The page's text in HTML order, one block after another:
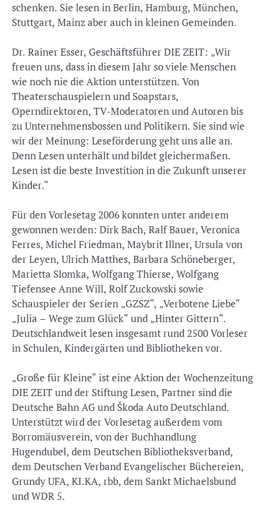
schenken. Sie lesen in Berlin, Hamburg, München,
Stuttgart, Mainz aber auch in kleinen Gemeinden.
Dr. Rainer Esser, Geschäftsführer DIE ZEIT: „Wir
freuen uns, dass in diesem Jahr so viele Menschen
wie noch nie die Aktion unterstützen. Von
Theaterschauspielern und Soapstars,
Operndirektoren, TV-Moderatoren und Autoren bis
zu Unternehmensbossen und Politikern. Sie sind wie
wir der Meinung: Leseförderung geht uns alle an.
Denn Lesen unterhält und bildet gleichermaßen.
Lesen ist die beste Investition in die Zukunft unserer
Kinder.“
Für den Vorlesetag 2006 konnten unter anderem
gewonnen werden: Dirk Bach, Ralf Bauer, Veronica
Ferres, Michel Friedman, Maybrit Illner, Ursula von
der Leyen, Ulrich Matthes, Barbara Schöneberger,
Marietta Slomka, Wolfgang Thierse, Wolfgang
Tiefensee Anne Will, Rolf Zuckowski sowie
Schauspieler der Serien „GZSZ“, „Verbotene Liebe“
„Julia – Wege zum Glück“ und „Hinter Gittern“.
Deutschlandweit lesen insgesamt rund 2500 Vorleser
in Schulen, Kindergärten und Bibliotheken vor.
„Große für Kleine“ ist eine Aktion der Wochenzeitung
DIE ZEIT und der Stiftung Lesen, Partner sind die
Deutsche Bahn AG und Škoda Auto Deutschland.
Unterstützt wird der Vorlesetag außerdem vom
Borromäusverein, von der Buchhandlung
Hugendubel, dem Deutschen Bibliotheksverband,
dem Deutschen Verband Evangelischer Büchereien,
Grundy UFA, KI.KA, rbb, dem Sankt Michaelsbund
und WDR 5.